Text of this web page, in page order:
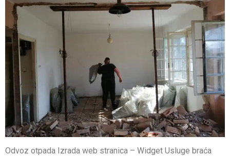
Odvoz otpada Izrada web stranica – Widget Usluge braća